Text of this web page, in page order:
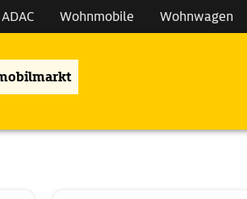
Wohnmobile Wohnwagen